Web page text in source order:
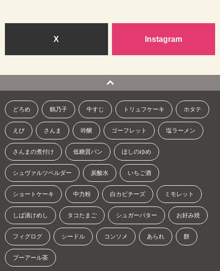
X Instagram
どろめ 鶴乃子 牛すじ トリュフケーキ ホタテ
えび さんま 吟醸 ゴーフレット 塩ラーメン
さんまの煮付け 低糖質パン ほしのゆめ
シュヴァルツベルダー 炭酸水 いちご酒
ショートケーキ 中力粉 白カビチーズ ミモレット
しば漬けめし タコたまご シュガーバター お好み焼
フィグログ シードル コンソメ あられ 餅
プーアール茶